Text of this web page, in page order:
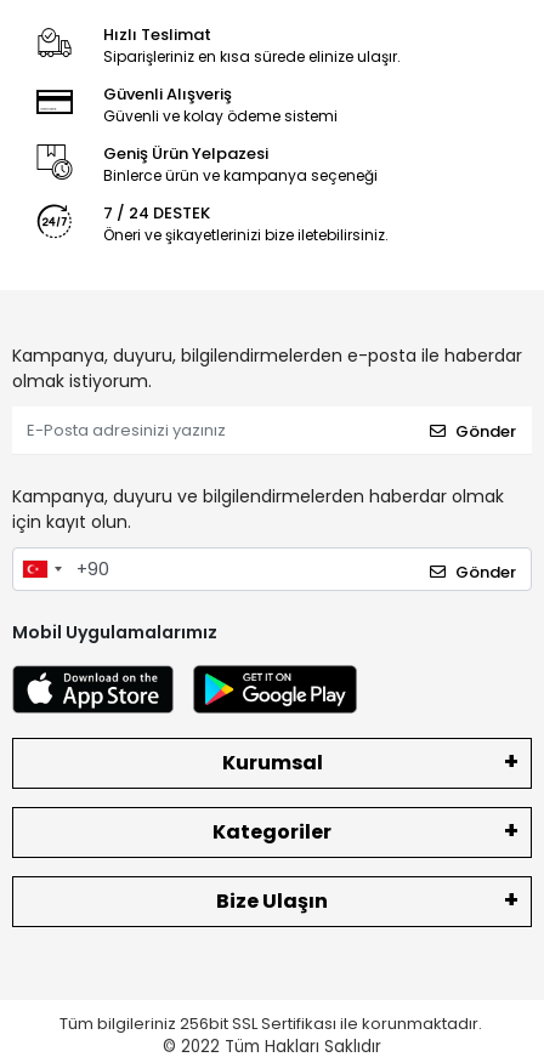
Hızlı Teslimat
Siparişleriniz en kısa sürede elinize ulaşır.
Güvenli Alışveriş
Güvenli ve kolay ödeme sistemi
Geniş Ürün Yelpazesi
Binlerce ürün ve kampanya seçeneği
7 / 24 DESTEK
Öneri ve şikayetlerinizi bize iletebilirsiniz.
Kampanya, duyuru, bilgilendirmelerden e-posta ile haberdar
olmak istiyorum.
Gönder
Kampanya, duyuru ve bilgilendirmelerden haberdar olmak
için kayıt olun.
Gönder
Mobil Uygulamalarımız
Kurumsal
Kategoriler
Bize Ulaşın
Tüm bilgileriniz 256bit SSL Sertifikası ile korunmaktadır.
© 2022 Tüm Hakları Saklıdır